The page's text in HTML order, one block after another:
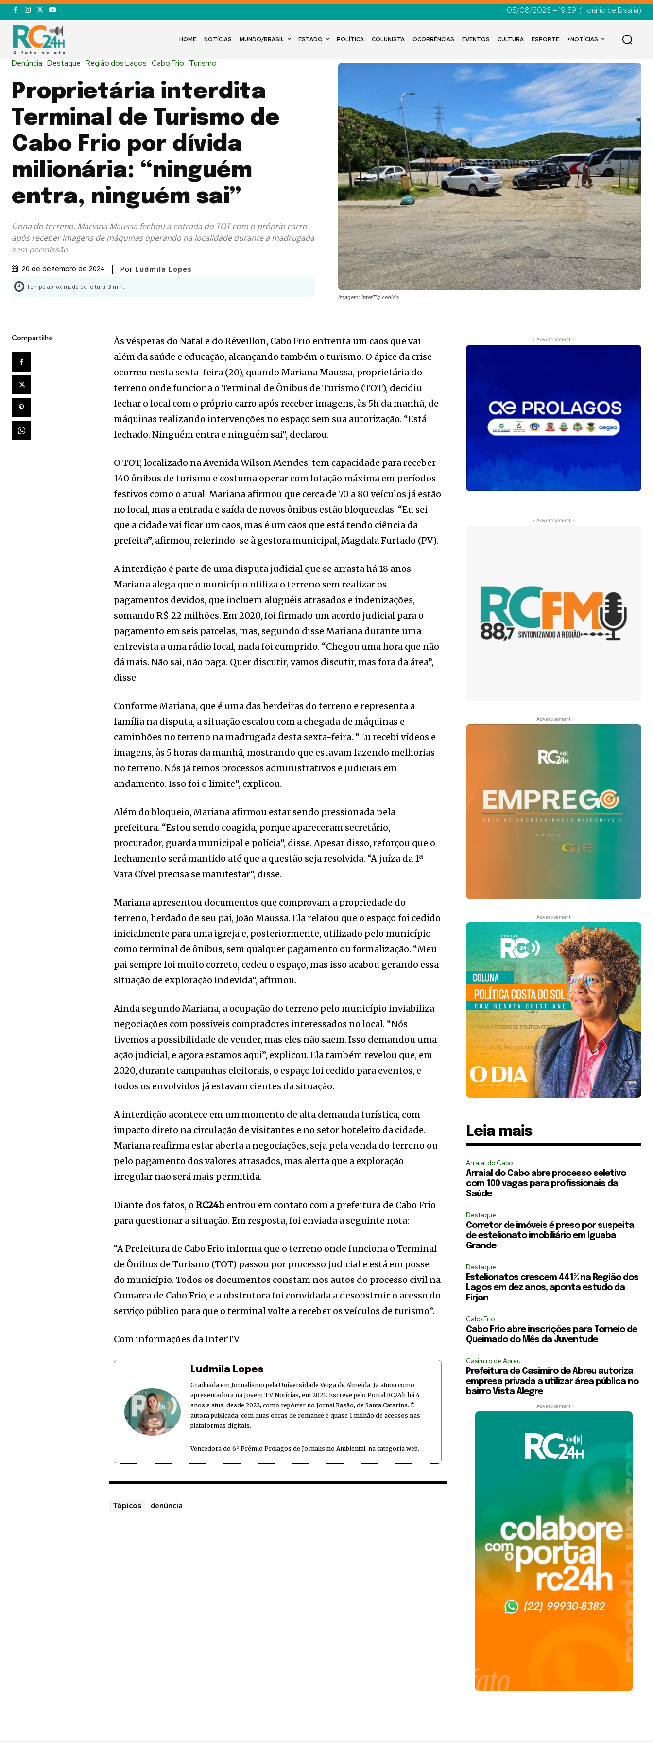
05/08/2026 — 19:59 (Horário de Brasília)
HOME NOTÍCIAS MUNDO/BRASIL ESTADO POLÍTICA COLUNISTA OCORRÊNCIAS EVENTOS CULTURA ESPORTE +NOTÍCIAS
Denúncia Destaque Região dos Lagos Cabo Frio Turismo
Proprietária interdita
Terminal de Turismo de
Cabo Frio por dívida
milionária: “ninguém
entra, ninguém sai”
Dona do terreno, Mariana Maussa fechou a entrada do TOT com o próprio carro
após receber imagens de máquinas operando na localidade durante a madrugada
sem permissão
20 de dezembro de 2024 Por Ludmila Lopes
Tempo aproximado de leitura: 3 min.
Imagem: InterTV/ cedida
Compartilhe
Às vésperas do Natal e do Réveillon, Cabo Frio enfrenta um caos que vai
além da saúde e educação, alcançando também o turismo. O ápice da crise
ocorreu nesta sexta-feira (20), quando Mariana Maussa, proprietária do
terreno onde funciona o Terminal de Ônibus de Turismo (TOT), decidiu
fechar o local com o próprio carro após receber imagens, às 5h da manhã, de
máquinas realizando intervenções no espaço sem sua autorização. “Está
fechado. Ninguém entra e ninguém sai”, declarou.
O TOT, localizado na Avenida Wilson Mendes, tem capacidade para receber
140 ônibus de turismo e costuma operar com lotação máxima em períodos
festivos como o atual. Mariana afirmou que cerca de 70 a 80 veículos já estão
no local, mas a entrada e saída de novos ônibus estão bloqueadas. “Eu sei
que a cidade vai ficar um caos, mas é um caos que está tendo ciência da
prefeita”, afirmou, referindo-se à gestora municipal, Magdala Furtado (PV).
A interdição é parte de uma disputa judicial que se arrasta há 18 anos.
Mariana alega que o município utiliza o terreno sem realizar os
pagamentos devidos, que incluem aluguéis atrasados e indenizações,
somando R$ 22 milhões. Em 2020, foi firmado um acordo judicial para o
pagamento em seis parcelas, mas, segundo disse Mariana durante uma
entrevista a uma rádio local, nada foi cumprido. “Chegou uma hora que não
dá mais. Não sai, não paga. Quer discutir, vamos discutir, mas fora da área”,
disse.
Conforme Mariana, que é uma das herdeiras do terreno e representa a
família na disputa, a situação escalou com a chegada de máquinas e
caminhões no terreno na madrugada desta sexta-feira. “Eu recebi vídeos e
imagens, às 5 horas da manhã, mostrando que estavam fazendo melhorias
no terreno. Nós já temos processos administrativos e judiciais em
andamento. Isso foi o limite”, explicou.
Além do bloqueio, Mariana afirmou estar sendo pressionada pela
prefeitura. “Estou sendo coagida, porque apareceram secretário,
procurador, guarda municipal e polícia”, disse. Apesar disso, reforçou que o
fechamento será mantido até que a questão seja resolvida. “A juíza da 1ª
Vara Cível precisa se manifestar”, disse.
Mariana apresentou documentos que comprovam a propriedade do
terreno, herdado de seu pai, João Maussa. Ela relatou que o espaço foi cedido
inicialmente para uma igreja e, posteriormente, utilizado pelo município
como terminal de ônibus, sem qualquer pagamento ou formalização. “Meu
pai sempre foi muito correto, cedeu o espaço, mas isso acabou gerando essa
situação de exploração indevida”, afirmou.
Ainda segundo Mariana, a ocupação do terreno pelo município inviabiliza
negociações com possíveis compradores interessados no local. “Nós
tivemos a possibilidade de vender, mas eles não saem. Isso demandou uma
ação judicial, e agora estamos aqui”, explicou. Ela também revelou que, em
2020, durante campanhas eleitorais, o espaço foi cedido para eventos, e
todos os envolvidos já estavam cientes da situação.
A interdição acontece em um momento de alta demanda turística, com
impacto direto na circulação de visitantes e no setor hoteleiro da cidade.
Mariana reafirma estar aberta a negociações, seja pela venda do terreno ou
pelo pagamento dos valores atrasados, mas alerta que a exploração
irregular não será mais permitida.
Diante dos fatos, oRC24hentrou em contato com a prefeitura de Cabo Frio
para questionar a situação. Em resposta, foi enviada a seguinte nota:
“A Prefeitura de Cabo Frio informa que o terreno onde funciona o Terminal
de Ônibus de Turismo (TOT) passou por processo judicial e está em posse
do município. Todos os documentos constam nos autos do processo civil na
Comarca de Cabo Frio, e a obstrutora foi convidada a desobstruir o acesso do
serviço público para que o terminal volte a receber os veículos de turismo”.
Com informações da InterTV
Ludmila Lopes
Graduada em Jornalismo pela Universidade Veiga de Almeida. Já atuou como
apresentadora na Jovem TV Notícias, em 2021. Escreve pelo Portal RC24h há 4
anos e atua, desde 2022, como repórter no Jornal Razão, de Santa Catarina. É
autora publicada, com duas obras de romance e quase 1 milhão de acessos nas
plataformas digitais.
Vencedora do 6º Prêmio Prolagos de Jornalismo Ambiental, na categoria web.
Tópicos denúncia
- Advertisement -
- Advertisement -
- Advertisement -
- Advertisement -
Leia mais
Arraial do Cabo
Arraial do Cabo abre processo seletivo
com 100 vagas para profissionais da
Saúde
Destaque
Corretor de imóveis é preso por suspeita
de estelionato imobiliário em Iguaba
Grande
Destaque
Estelionatos crescem 441% na Região dos
Lagos em dez anos, aponta estudo da
Firjan
Cabo Frio
Cabo Frio abre inscrições para Torneio de
Queimado do Mês da Juventude
Casimiro de Abreu
Prefeitura de Casimiro de Abreu autoriza
empresa privada a utilizar área pública no
bairro Vista Alegre
- Advertisement -